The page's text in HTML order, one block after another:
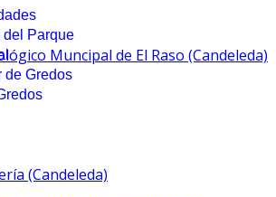
del Parque
de Gredos
Muncipal de El Raso (Candeleda)
(Candeleda)